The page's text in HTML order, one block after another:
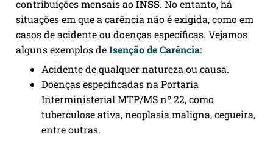
contribuições mensais aoINSS. No entanto, há
situações em que a carência não é exigida, como em
casos de acidente ou doenças específicas. Vejamos
alguns exemplos deIsenção de Carência:
Acidente de qualquer natureza ou causa.
Doenças especificadas na Portaria
Interministerial MTP/MS nº 22, como
tuberculose ativa, neoplasia maligna, cegueira,
entre outras.